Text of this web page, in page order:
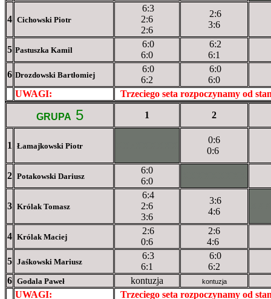
4 Cichowski Piotr
6:3
2:6
2:6
2:6
3:6
5 Pastuszka Kamil
6:0
6:0
6:2
6:1
6 Drozdowski Bartłomiej
6:0
6:2
6:0
6:0
UWAGI:
Trzeciego seta rozpoczynamy od
GRUPA 5 1 2
1 Łamajkowski Piotr
0:6
0:6
2 Potakowski Dariusz
6:0
6:0
3 Królak Tomasz
6:4
2:6
3:6
3:6
4:6
4 Królak Maciej
2:6
0:6
2:6
4:6
5 Jaśkowski Mariusz
6:3
6:1
6:0
6:2
6 Godala Paweł kontuzja kontuzja
UWAGI: Trzeciego seta rozpoczynamy od